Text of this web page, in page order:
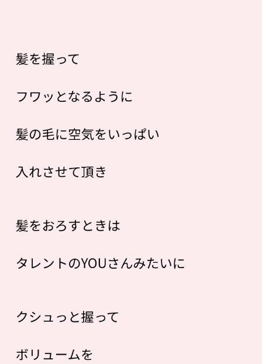
髪を握って
フワッとなるように
髪の毛に空気をいっぱい
入れさせて頂き
髪をおろすときは
タレントのYOUさんみたいに
クシュっと握って
ボリュームを